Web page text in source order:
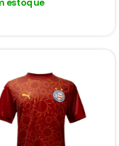
estoque